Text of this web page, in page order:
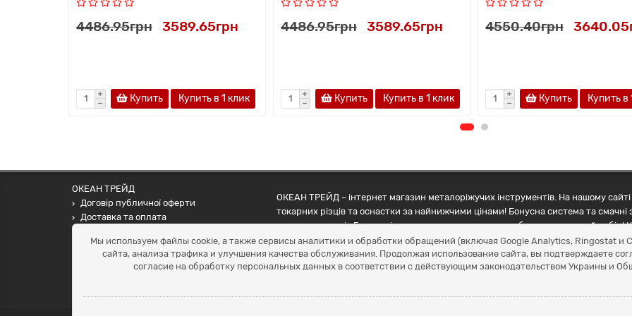
4486.95грн 3589.65грн
Купить Купить в 1 клик
4486.95грн 3589.65грн
Купить Купить в 1 клик
4550.40грн
Купить Купить в
ОКЕАН ТРЕЙД
Договір публичної оферти
Доставка та оплата
Умови повернення
+38 (099) 452-20-02
ОКЕАН ТРЕЙД – інтернет магазин металоріжучих інструментів. На нашому
токарних різців та оснастки за найнижчими цінами! Бонусна система та
наших партнерів Грамотні менеджери допоможуть зробити правильний вибір!
Мы используем файлы cookie, а также сервисы аналитики и обработки обращений (включая Google Analytics, Ringostat и
сайта, анализа трафика и улучшения качества обслуживания. Продолжая использование сайта, вы подтверждаете
согласие на обработку персональных данных в соответствии с действующим законодательством Украины и